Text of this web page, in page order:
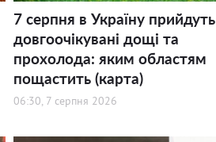
7 серпня в Україну прийдуть
довгоочікувані дощі та
прохолода: яким областям
пощастить (карта)
06:30, 7 серпня 2026